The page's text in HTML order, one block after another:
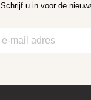
Schrijf u in voor de